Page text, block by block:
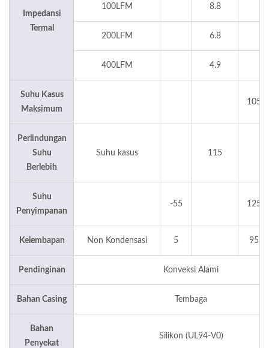
Impedansi
Termal
100LFM 8.8
200LFM 6.8
400LFM 4.9
Suhu Kasus
Maksimum
105
Perlindungan
Suhu
Berlebih
Suhu kasus 115
Suhu
Penyimpanan
-55 125
Kelembapan Non Kondensasi 5 95
Pendinginan Konveksi Alami
Bahan Casing Tembaga
Bahan
Penyekat
Silikon (UL94-V0)